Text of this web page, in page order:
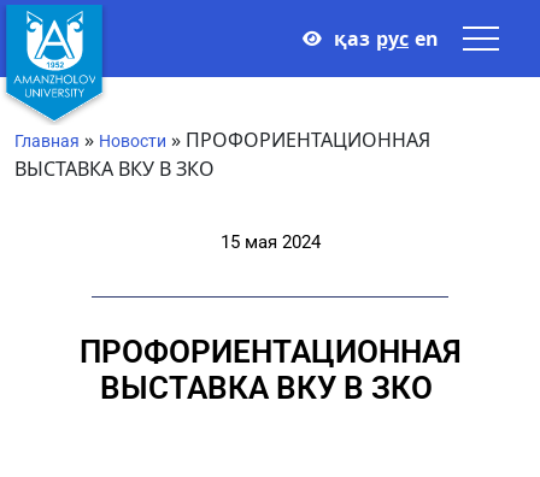
қаз рус en
Главная » Новости » ПРОФОРИЕНТАЦИОННАЯ
ВЫСТАВКА ВКУ В ЗКО
15 мая 2024
ПРОФОРИЕНТАЦИОННАЯ
ВЫСТАВКА ВКУ В ЗКО